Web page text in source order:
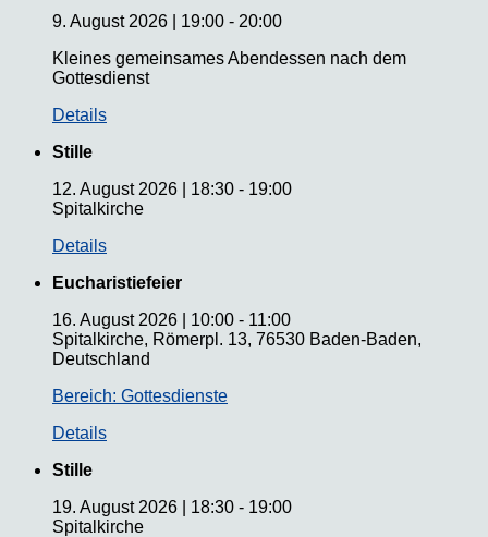
9. August 2026
19:00 - 20:00
Kleines gemeinsames Abendessen nach dem
Gottesdienst
Details
Stille
12. August 2026
18:30 - 19:00
Spitalkirche
Details
Eucharistiefeier
16. August 2026
10:00 - 11:00
Spitalkirche, Römerpl. 13, 76530 Baden-Baden,
Deutschland
Bereich: Gottesdienste
Details
Stille
19. August 2026
18:30 - 19:00
Spitalkirche